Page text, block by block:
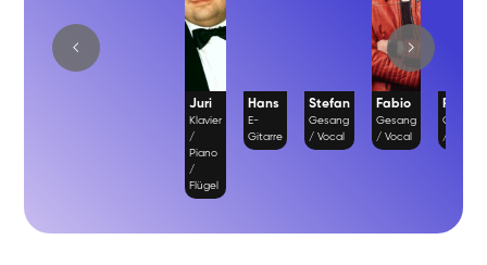
Juri
Klavier
/
Piano
/
Flügel
Hans
E-
Gitarre
Stefan
Gesang
/ Vocal
Fabio
Gesang
/ Vocal
Gesang
/ Vocal